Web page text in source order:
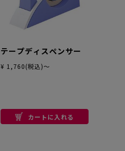
テープディスペンサー
¥ 1,760(税込)～
カートに入れる